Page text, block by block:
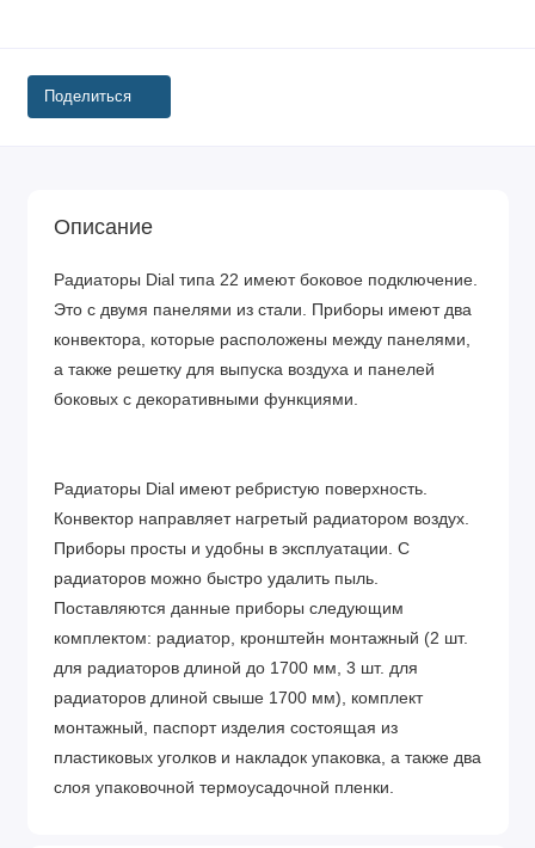
Поделиться
Описание
Радиаторы Dial типа 22 имеют боковое подключение.
Это с двумя панелями из стали. Приборы имеют два
конвектора, которые расположены между панелями,
а также решетку для выпуска воздуха и панелей
боковых с декоративными функциями.
Радиаторы Dial имеют ребристую поверхность.
Конвектор направляет нагретый радиатором воздух.
Приборы просты и удобны в эксплуатации. С
радиаторов можно быстро удалить пыль.
Поставляются данные приборы следующим
комплектом: радиатор, кронштейн монтажный (2 шт.
для радиаторов длиной до 1700 мм, 3 шт. для
радиаторов длиной свыше 1700 мм), комплект
монтажный, паспорт изделия состоящая из
пластиковых уголков и накладок упаковка, а также два
слоя упаковочной термоусадочной пленки.